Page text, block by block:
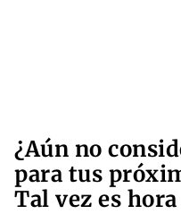
¿Aún no
para tus
Tal vez es